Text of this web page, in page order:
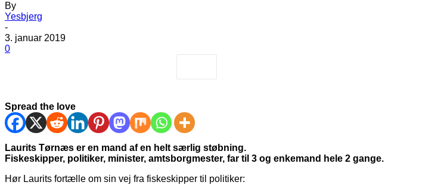
By
Yesbjerg
-
3. januar 2019
0
Spread the love
Laurits Tørnæs er en mand af en helt særlig støbning.
Fiskeskipper, politiker, minister, amtsborgmester, far til 3 og enkemand hele 2 gange.
Hør Laurits fortælle om sin vej fra fiskeskipper til politiker: